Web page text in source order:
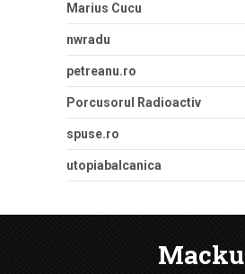
Marius Cucu
nwradu
petreanu.ro
Porcusorul Radioactiv
spuse.ro
utopiabalcanica
Macku